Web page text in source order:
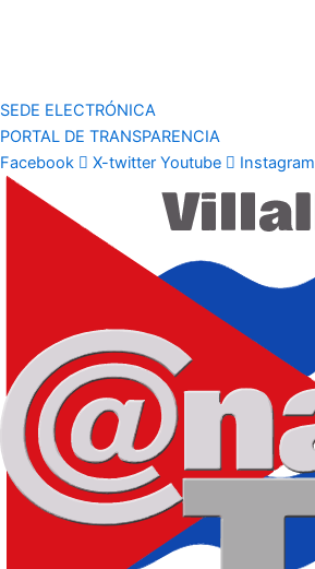
SEDE ELECTRÓNICA
PORTAL DE TRANSPARENCIA
Facebook
X-twitter Youtube Instagram